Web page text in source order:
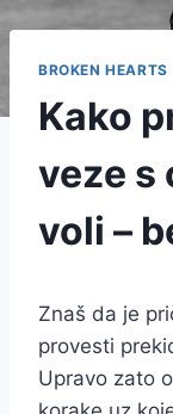
BROKEN HEARTS
Kako
veze s
voli –
Znaš da je
provesti
Upravo zato